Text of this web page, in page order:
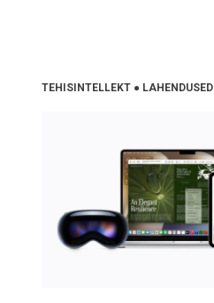
TEHISINTELLEKT ● LAHENDUSED